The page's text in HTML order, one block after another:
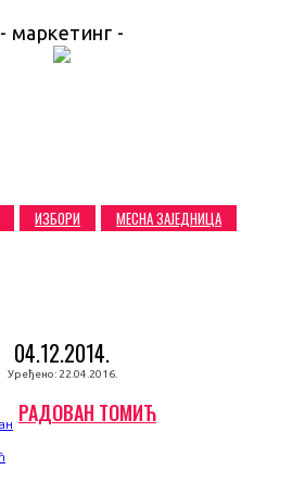
- маркетинг -
ИЗБОРИ МЕСНА ЗАЈЕДНИЦА
04.12.2014.
Уређено: 22.04.2016.
РАДОВАН ТОМИЋ